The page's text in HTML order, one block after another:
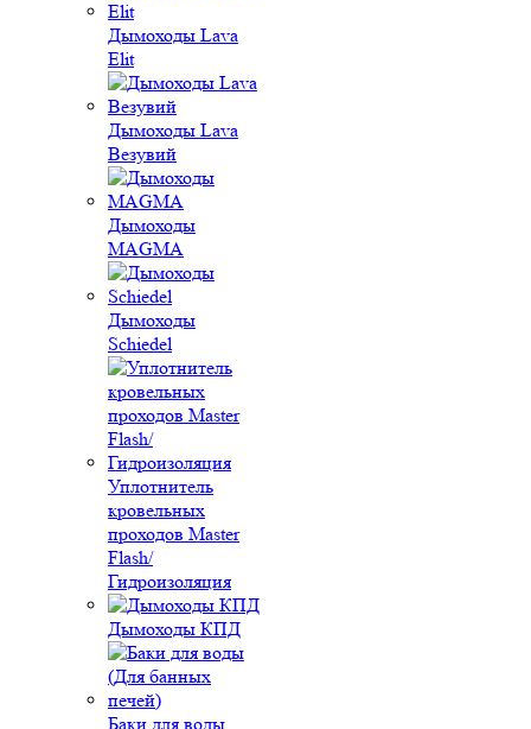
Дымоходы Lava
Elit
Дымоходы Lava
Везувий
Дымоходы
MAGMA
Дымоходы
Schiedel
Уплотнитель
кровельных
проходов Master
Flash/
Гидроизоляция
Дымоходы КПД
Баки для воды